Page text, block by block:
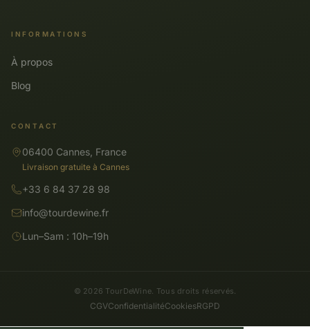
INFORMATIONS
À propos
Blog
CONTACT
06400 Cannes, France
Livraison gratuite à Cannes
+33 6 84 37 28 98
info@tourdewine.fr
Lun–Sam : 10h–19h
© 2026 TourDeWine. Tous droits réservés.
CGVConfidentialitéCookiesRGPD